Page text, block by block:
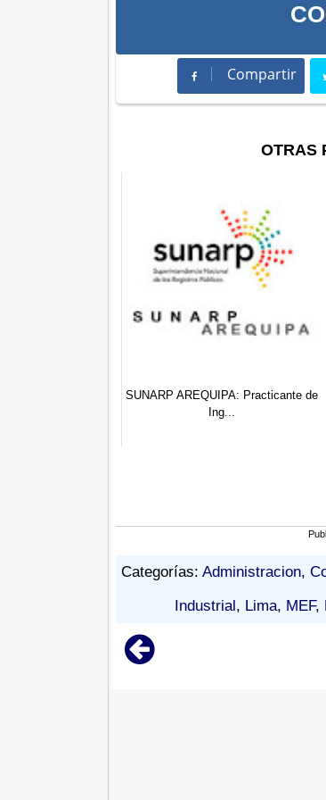
Compartir
Compartir
OTRAS
SUNARP AREQUIPA: Practicante de
Ing...
Categorías: Administracion,
Industrial, Lima, MEF,